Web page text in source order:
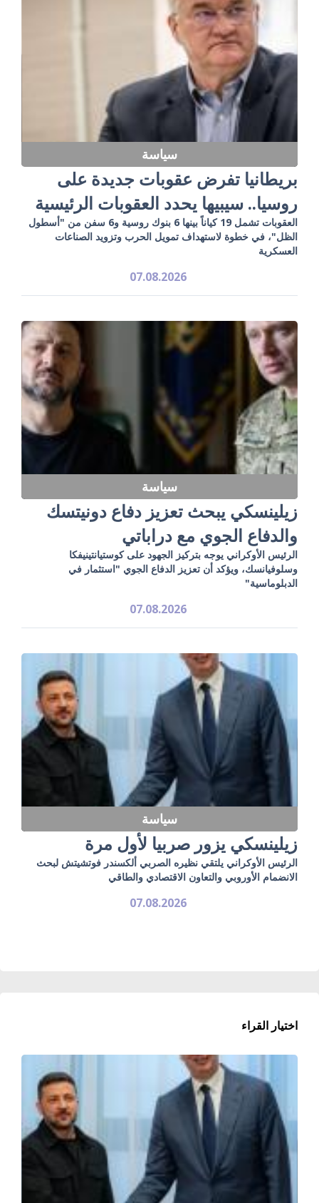
سياسة
بريطانيا تفرض عقوبات جديدة على
روسيا.. سيبيها يحدد العقوبات الرئيسية
العقوبات تشمل 19 كياناً بينها 6 بنوك روسية و6 سفن من "أسطول
الظل"، في خطوة لاستهداف تمويل الحرب وتزويد الصناعات
العسكرية
07.08.2026
سياسة
زيلينسكي يبحث تعزيز دفاع دونيتسك
والدفاع الجوي مع دراباتي
الرئيس الأوكراني يوجه بتركيز الجهود على كوستيانتينيفكا
وسلوفيانسك، ويؤكد أن تعزيز الدفاع الجوي "استثمار في
الدبلوماسية"
07.08.2026
سياسة
زيلينسكي يزور صربيا لأول مرة
الرئيس الأوكراني يلتقي نظيره الصربي ألكسندر فوتشيتش لبحث
الانضمام الأوروبي والتعاون الاقتصادي والطاقي
07.08.2026
اختيار القراء